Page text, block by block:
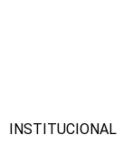
INSTITUCIONAL